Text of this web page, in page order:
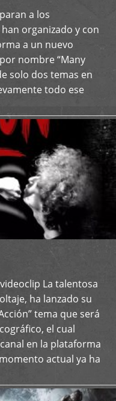
a los
organizado y con
a un nuevo
nombre “Many
solo dos temas en
todo ese
La talentosa
ha lanzado su
tema que será
el cual
en la plataforma
actual ya ha